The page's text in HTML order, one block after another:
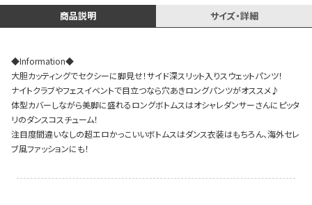
商品説明 サイズ・詳細
◆Information◆
大胆カッティングでセクシーに脚見せ！サイド深スリット入りスウェットパンツ！
ナイトクラブやフェスイベントで目立つなら穴あきロングパンツがオススメ♪
体型カバーしながら美脚に盛れるロングボトムスはオシャレダンサーさんにピッタ
リのダンスコスチューム！
注目度間違いなしの超エロかっこいいボトムスはダンス衣装はもちろん、海外セレ
ブ風ファッションにも！